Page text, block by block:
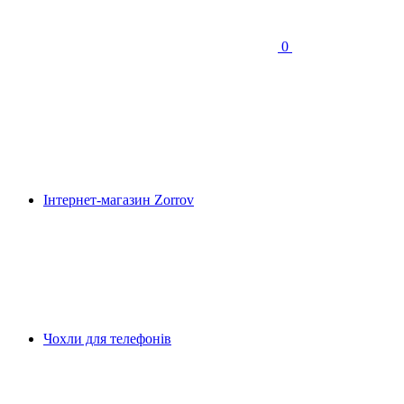
0
Інтернет-магазин Zorrov
Чохли для телефонів